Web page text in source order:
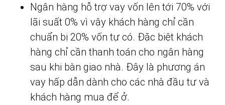
Ngân hàng hỗ trợ vay vốn lên tới 70% với
lãi suất 0% vì vậy khách hàng chỉ cần
chuẩn bị 20% vốn tự có. Đặc biệt khách
hàng chỉ cần thanh toán cho ngân hàng
sau khi bàn giao nhà. Đây là phương án
vay hấp dẫn dành cho các nhà đầu tư và
khách hàng mua để ở.